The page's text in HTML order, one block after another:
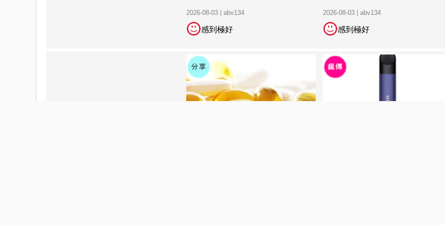
2026-08-03 | abv134
感到極好
2026-08-03 | abv134
感到極好